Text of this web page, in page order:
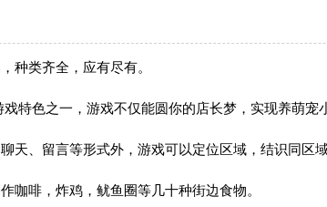
种类齐全，应有尽有。
特色之一，游戏不仅能圆你的店长梦，实现养萌宠
天、留言等形式外，游戏可以定位区域，结识同区域
咖啡，炸鸡，鱿鱼圈等几十种街边食物。